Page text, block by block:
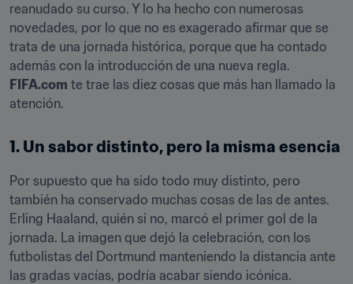
reanudado su curso. Y lo ha hecho con numerosas
novedades, por lo que no es exagerado afirmar que se
trata de una jornada histórica, porque que ha contado
FIFA.com te trae las diez cosas que más han llamado la
atención.
1. Un sabor distinto, pero la misma esencia
Por supuesto que ha sido todo muy distinto, pero
también ha conservado muchas cosas de las de antes.
Erling Haaland, quién si no, marcó el primer gol de la
jornada. La imagen que dejó la celebración, con los
futbolistas del Dortmund manteniendo la distancia ante
las gradas vacías, podría acabar siendo icónica.